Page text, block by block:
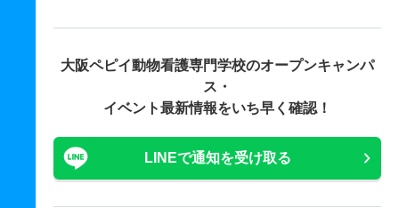
大阪ペピイ動物看護専門学校のオープンキャンパ
ス・
イベント最新情報をいち早く確認！
LINEで通知を受け取る